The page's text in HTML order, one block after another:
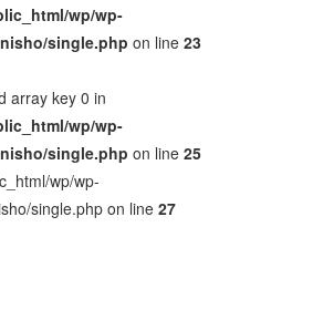
wp/wp-
single.php on line23
array key 0 in
wp/wp-
single.php on line25
wp/wp-
single.php on line27